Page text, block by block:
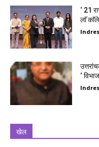
‘ 21
लाॅ
‘
खेल